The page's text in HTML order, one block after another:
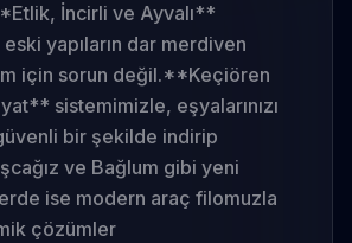
İncirli ve Ayvalı**
yapıların dar merdiven
için sorun değil.**Keçiören
sistemimizle, eşyalarınızı
bir şekilde indirip
ve Bağlum gibi yeni
ise modern araç filomuzla
çözümler